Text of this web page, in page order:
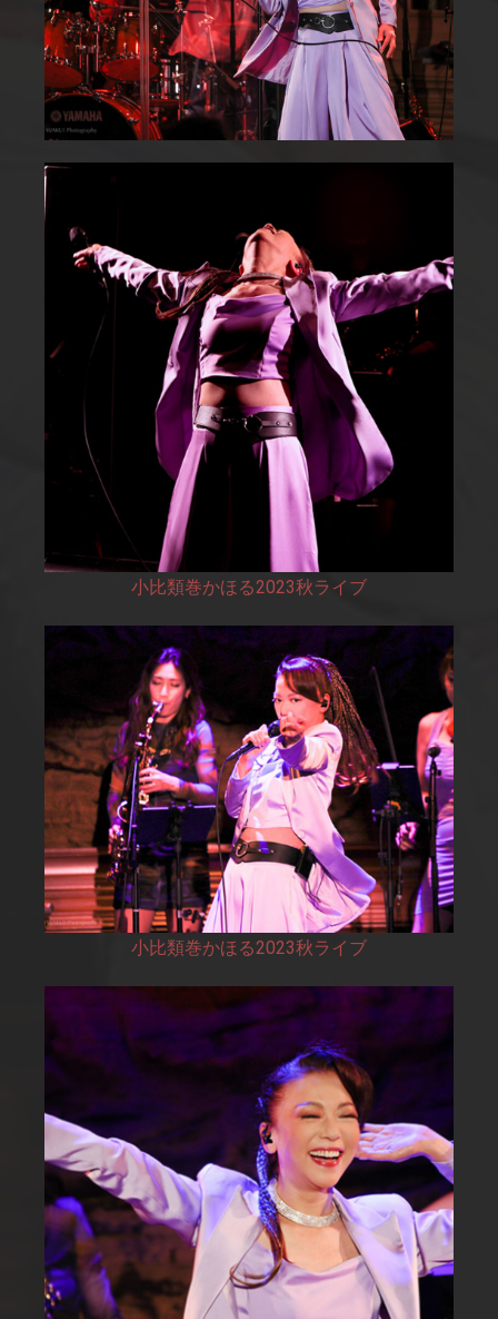
小比類巻かほる2023秋ライブ
小比類巻かほる2023秋ライブ